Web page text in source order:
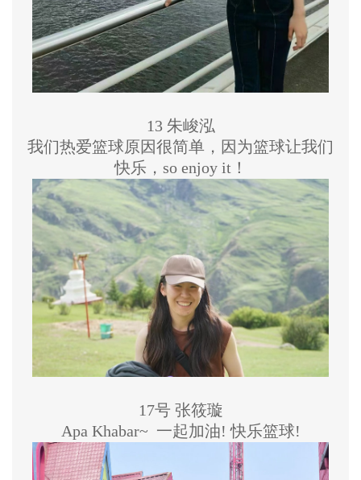
13 朱峻泓
我们热爱篮球原因很简单，因为篮球让我们
快乐，so enjoy it！
17号 张筱璇
Apa Khabar~ 一起加油! 快乐篮球!